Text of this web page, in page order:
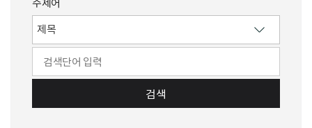
검색